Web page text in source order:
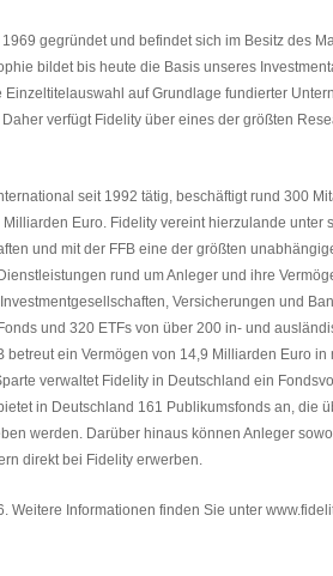
gegründet und befindet sich im Besitz des
bildet bis heute die Basis unseres
Einzeltitelauswahl auf Grundlage fundierter
verfügt Fidelity über eines der größten
seit 1992 tätig, beschäftigt rund 300
Euro. Fidelity vereint hierzulande unter
und mit der FFB eine der größten
rund um Anleger und ihre
Versicherungen und
und 320 ETFs von über 200 in- und
betreut ein Vermögen von 14,9 Milliarden Euro
verwaltet Fidelity in Deutschland ein
in Deutschland 161 Publikumsfonds an, die
werden. Darüber hinaus können Anleger
direkt bei Fidelity erwerben.
Weitere Informationen finden Sie unter